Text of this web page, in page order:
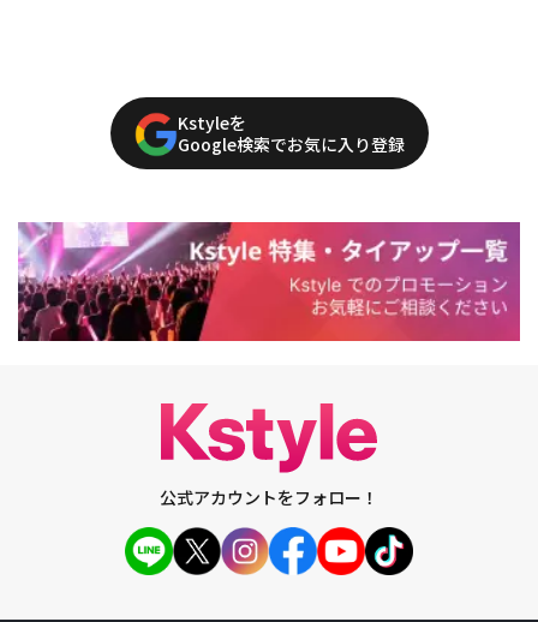
Kstyleを
Google検索でお気に入り登録
公式アカウントをフォロー！